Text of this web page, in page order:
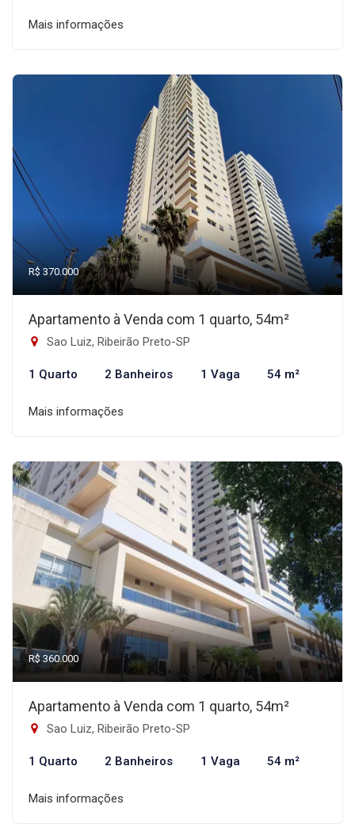
Mais informações
R$ 370.000
Apartamento à Venda com 1 quarto, 54m²
Sao Luiz, Ribeirão Preto-SP
1 Quarto 2 Banheiros 1 Vaga 54 m²
Mais informações
R$ 360.000
Apartamento à Venda com 1 quarto, 54m²
Sao Luiz, Ribeirão Preto-SP
1 Quarto 2 Banheiros 1 Vaga 54 m²
Mais informações